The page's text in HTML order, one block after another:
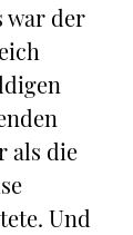
war der
als die
Und